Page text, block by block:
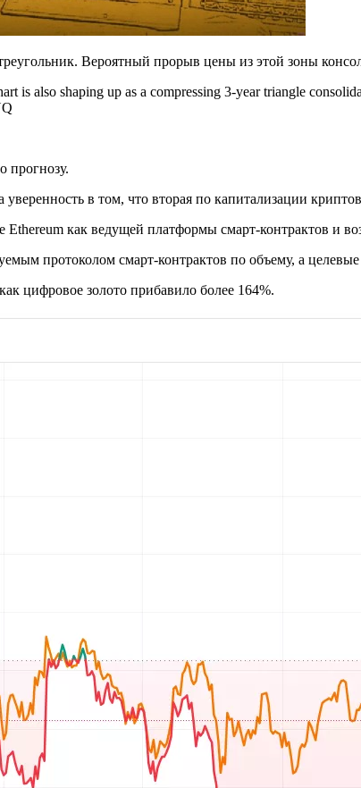
Вероятный прорыв цены из этой зоны
is also shaping up as a compressing 3-year triangle
прогнозу.
в том, что вторая по капитализации
как ведущей платформы смарт-контрактов и
протоколом смарт-контрактов по объему, а
цифровое золото прибавило более 164%.